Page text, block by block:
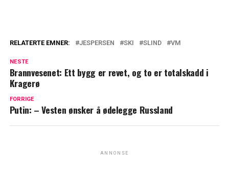
RELATERTE EMNER: JESPERSEN SKI SLIND VM
NESTE
Brannvesenet: Ett bygg er revet, og to er totalskadd i
Kragerø
FORRIGE
Putin: – Vesten ønsker å ødelegge Russland
ANNONSE